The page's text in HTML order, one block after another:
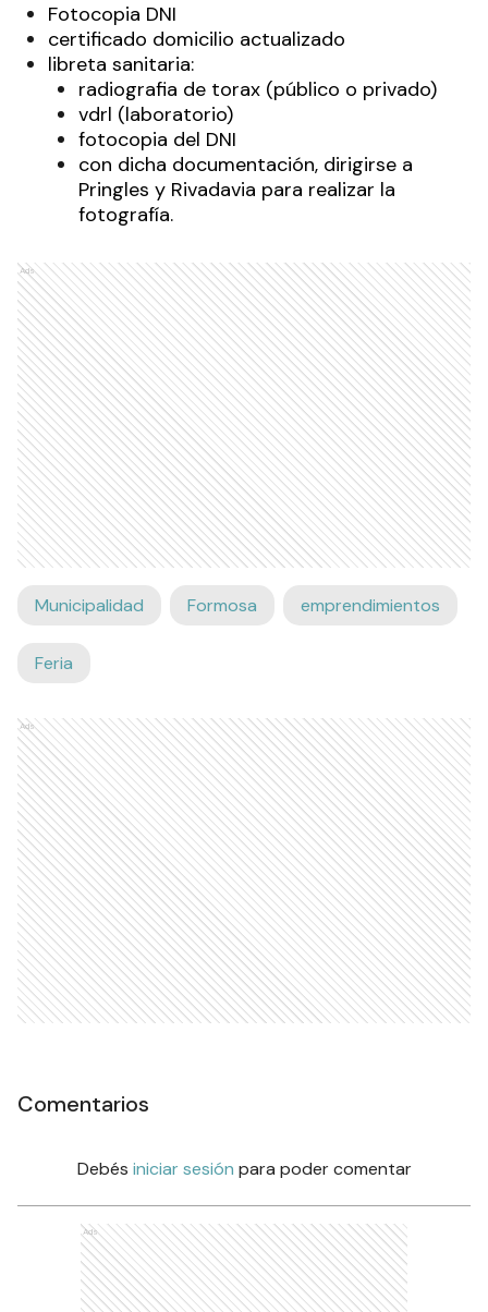
Fotocopia DNI
certificado domicilio actualizado
libreta sanitaria:
radiografia de torax (público o privado)
vdrl (laboratorio)
fotocopia del DNI
con dicha documentación, dirigirse a
Pringles y Rivadavia para realizar la
fotografía.
Ads
Municipalidad Formosa emprendimientos
Feria
Ads
Comentarios
Debés iniciar sesión para poder comentar
Ads